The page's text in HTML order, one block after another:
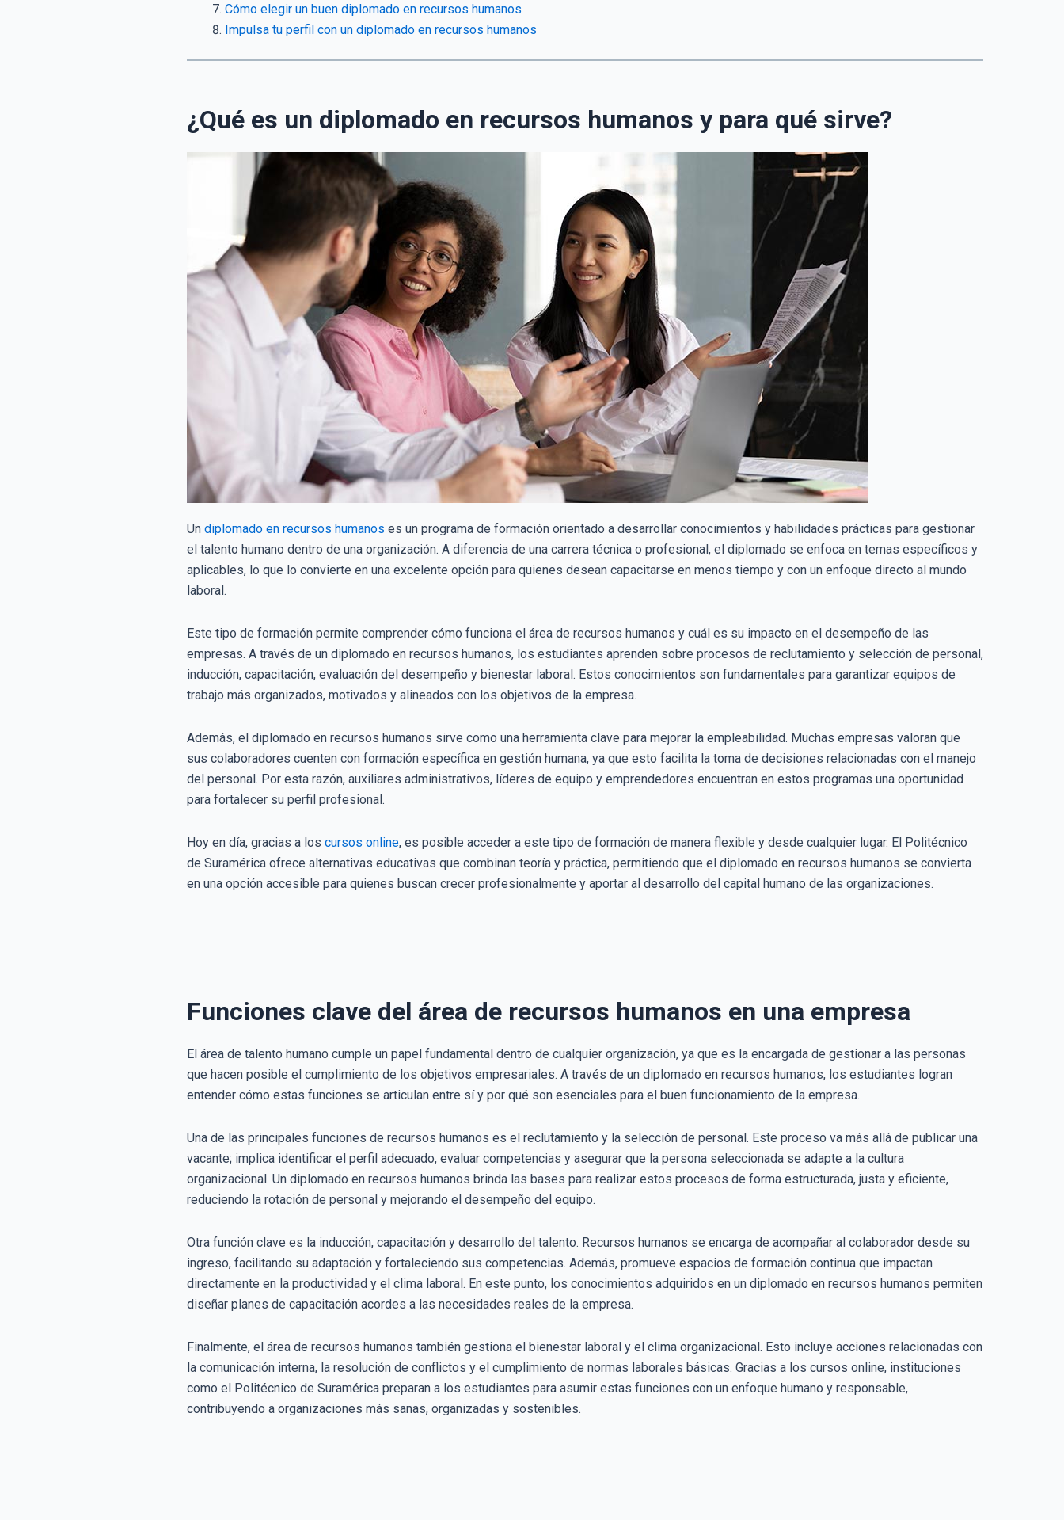
Cómo elegir un buen diplomado en recursos humanos
Impulsa tu perfil con un diplomado en recursos humanos
¿Qué es un diplomado en recursos humanos y para qué sirve?
Un diplomado en recursos humanos es un programa de formación orientado a desarrollar conocimientos y habilidades prácticas para gestionar
el talento humano dentro de una organización. A diferencia de una carrera técnica o profesional, el diplomado se enfoca en temas específicos y
aplicables, lo que lo convierte en una excelente opción para quienes desean capacitarse en menos tiempo y con un enfoque directo al mundo
laboral.
Este tipo de formación permite comprender cómo funciona el área de recursos humanos y cuál es su impacto en el desempeño de las
empresas. A través de un diplomado en recursos humanos, los estudiantes aprenden sobre procesos de reclutamiento y selección de personal,
inducción, capacitación, evaluación del desempeño y bienestar laboral. Estos conocimientos son fundamentales para garantizar equipos de
trabajo más organizados, motivados y alineados con los objetivos de la empresa.
Además, el diplomado en recursos humanos sirve como una herramienta clave para mejorar la empleabilidad. Muchas empresas valoran que
sus colaboradores cuenten con formación específica en gestión humana, ya que esto facilita la toma de decisiones relacionadas con el manejo
del personal. Por esta razón, auxiliares administrativos, líderes de equipo y emprendedores encuentran en estos programas una oportunidad
para fortalecer su perfil profesional.
Hoy en día, gracias a los cursos online, es posible acceder a este tipo de formación de manera flexible y desde cualquier lugar. El Politécnico
de Suramérica ofrece alternativas educativas que combinan teoría y práctica, permitiendo que el diplomado en recursos humanos se convierta
en una opción accesible para quienes buscan crecer profesionalmente y aportar al desarrollo del capital humano de las organizaciones.
Funciones clave del área de recursos humanos en una empresa
El área de talento humano cumple un papel fundamental dentro de cualquier organización, ya que es la encargada de gestionar a las personas
que hacen posible el cumplimiento de los objetivos empresariales. A través de un diplomado en recursos humanos, los estudiantes logran
entender cómo estas funciones se articulan entre sí y por qué son esenciales para el buen funcionamiento de la empresa.
Una de las principales funciones de recursos humanos es el reclutamiento y la selección de personal. Este proceso va más allá de publicar una
vacante; implica identificar el perfil adecuado, evaluar competencias y asegurar que la persona seleccionada se adapte a la cultura
organizacional. Un diplomado en recursos humanos brinda las bases para realizar estos procesos de forma estructurada, justa y eficiente,
reduciendo la rotación de personal y mejorando el desempeño del equipo.
Otra función clave es la inducción, capacitación y desarrollo del talento. Recursos humanos se encarga de acompañar al colaborador desde su
ingreso, facilitando su adaptación y fortaleciendo sus competencias. Además, promueve espacios de formación continua que impactan
directamente en la productividad y el clima laboral. En este punto, los conocimientos adquiridos en un diplomado en recursos humanos permiten
diseñar planes de capacitación acordes a las necesidades reales de la empresa.
Finalmente, el área de recursos humanos también gestiona el bienestar laboral y el clima organizacional. Esto incluye acciones relacionadas con
la comunicación interna, la resolución de conflictos y el cumplimiento de normas laborales básicas. Gracias a los cursos online, instituciones
como el Politécnico de Suramérica preparan a los estudiantes para asumir estas funciones con un enfoque humano y responsable,
contribuyendo a organizaciones más sanas, organizadas y sostenibles.